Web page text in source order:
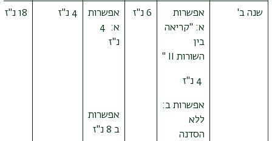
שנה ב'
אפשרות
א: "קריאה
בין
השורות II
"
אפשרות ב:
ללא
הסדנה
6 נ"ז
אפשרות
א: 4
נ"ז
אפשרות
ב 8 נ"ז
4 נ"ז 18 נ"ז